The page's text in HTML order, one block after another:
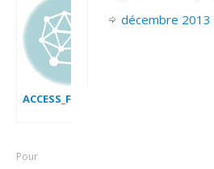
Pour
décembre 2013